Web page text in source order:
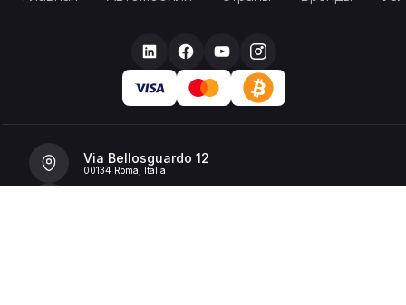
Via Bellosguardo 12
00134 Roma, Italia